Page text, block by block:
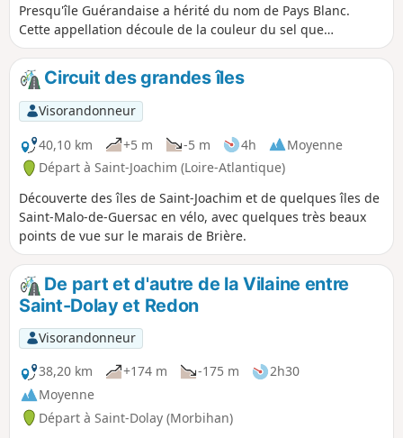
Presqu'île Guérandaise a hérité du nom de Pays Blanc.
Cette appellation découle de la couleur du sel que
produisent les marais des deux bassins de Batz-Saillé et du
Mès, situés de part et d'autre de la cité médiévale. Une
virée cycliste au départ de Saint-Molf permet de les relier
par la campagne et ses villages, puis de parcourir tout le
littoral entre Pen Bron et Merquel pour revenir au point de
départ.
Circuit des grandes îles
Visorandonneur
40,10 km
+5 m -5 m 4h
Moyenne
Départ à Saint-Joachim (Loire-Atlantique)
Découverte des îles de Saint-Joachim et de quelques îles de
Saint-Malo-de-Guersac en vélo, avec quelques très beaux
points de vue sur le marais de Brière.
De part et d'autre de la Vilaine entre
Saint-Dolay et Redon
Visorandonneur
38,20 km
+174 m -175 m
2h30
Moyenne
Départ à Saint-Dolay (Morbihan)